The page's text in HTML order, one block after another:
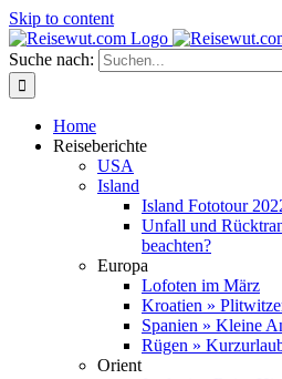
Skip to content
Suche nach:
Home
Reiseberichte
USA
Island
Island Fototour
Unfall und
beachten?
Europa
Lofoten im März
Kroatien »
Spanien » Kleine
Rügen »
Orient